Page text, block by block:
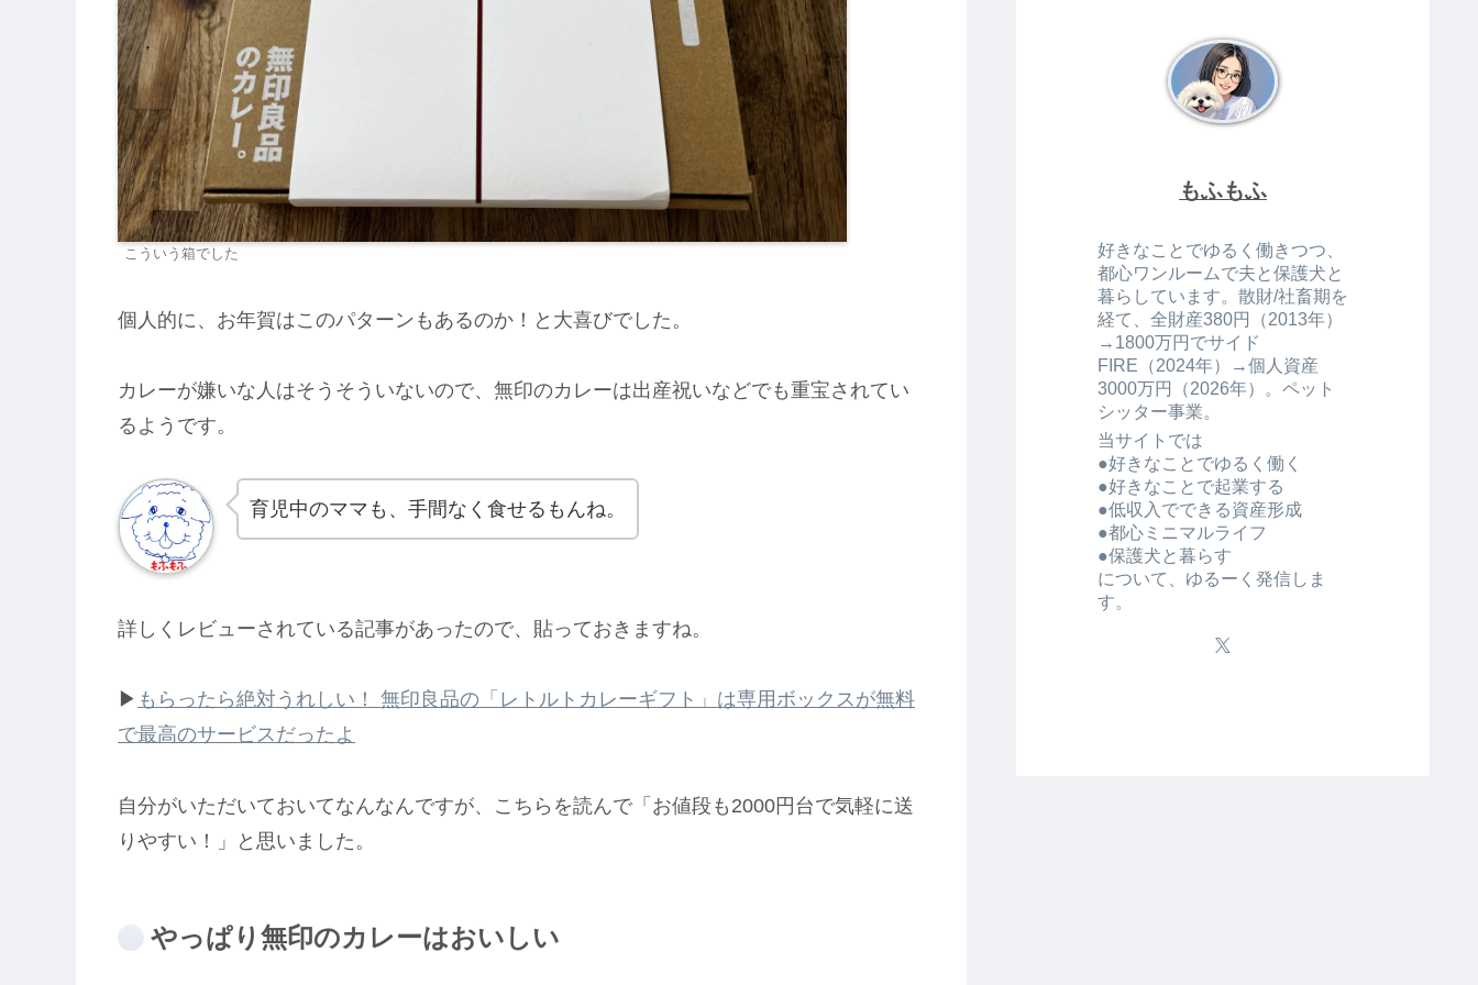
こういう箱でした
個人的に、お年賀はこのパターンもあるのか！と大喜びでした。
カレーが嫌いな人はそうそういないので、無印のカレーは出産祝いなどでも重宝されてい
るようです。
育児中のママも、手間なく食せるもんね。
詳しくレビューされている記事があったので、貼っておきますね。
▶︎ もらったら絶対うれしい！ 無印良品の「レトルトカレーギフト」は専用ボックスが無料
で最高のサービスだったよ
自分がいただいておいてなんなんですが、こちらを読んで「お値段も2000円台で気軽に送
りやすい！」と思いました。
やっぱり無印のカレーはおいしい
もふもふ
好きなことでゆるく働きつつ、
都心ワンルームで夫と保護犬と
暮らしています。散財/社畜期を
経て、全財産380円（2013年）
→1800万円でサイド
FIRE（2024年）→個人資産
3000万円（2026年）。ペット
シッター事業。
当サイトでは
●好きなことでゆるく働く
●好きなことで起業する
●低収入でできる資産形成
●都心ミニマルライフ
●保護犬と暮らす
について、ゆるーく発信しま
す。